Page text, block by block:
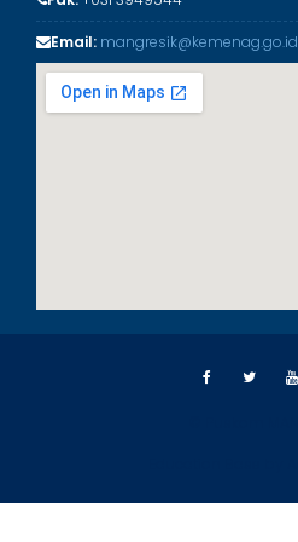
Email: mangresik@kemenag.go.id